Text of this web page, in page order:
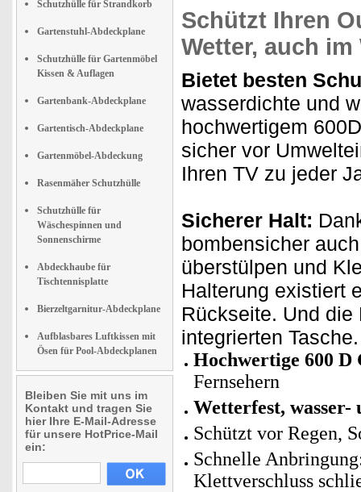
Schutzhülle für Strandkorb
Gartenstuhl-Abdeckplane
Schutzhülle für Gartenmöbel
Kissen & Auflagen
Gartenbank-Abdeckplane
Gartentisch-Abdeckplane
Gartenmöbel-Abdeckung
Rasenmäher Schutzhülle
Schutzhülle für
Wäschespinnen und
Sonnenschirme
Abdeckhaube für
Tischtennisplatte
Bierzeltgarnitur-Abdeckplane
Aufblasbares Luftkissen mit
Ösen für Pool-Abdeckplanen
Bleiben Sie mit uns im
Kontakt und tragen Sie
hier Ihre E-Mail-Adresse
für unsere HotPrice-Mail
ein:
Schützt Ihren
Wetter, auch im
Bietet besten
wasserdichte und
hochwertigem
sicher vor
Ihren TV zu jeder
Sicherer Halt:
bombensicher
überstülpen und
Halterung existiert
Rückseite. Und
integrierten Tasche.
Hochwertige 600 D
Fernsehern
Wetterfest, wasser-
Schützt vor Regen,
Schnelle
Klettverschluss